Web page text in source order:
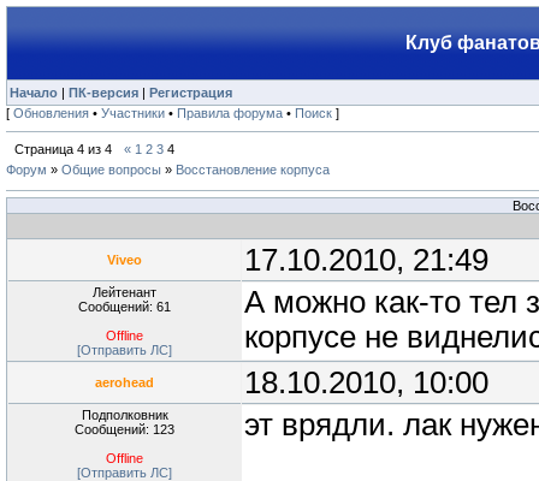
Клуб
Начало | ПК-версия | Регистрация
[ Обновления • Участники • Правила форума • Поиск ]
Страница 4 из 4 « 1 2 3 4
Форум » Общие вопросы » Восстановление корпуса
Viveo 17.10.2010, 21:49
Лейтенант
Сообщений: 61
Offline
[Отправить ЛС]
А можно как-то тел
корпусе не
aerohead 18.10.2010, 10:00
Подполковник
Сообщений: 123
Offline
[Отправить ЛС]
эт врядли. лак